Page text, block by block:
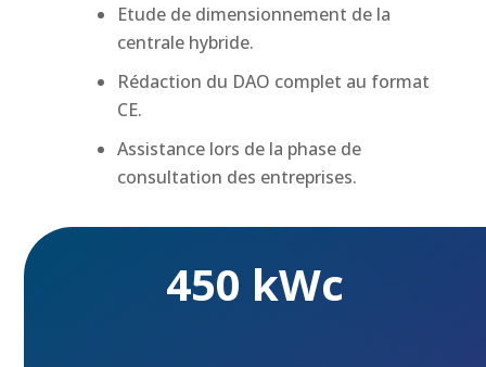
Etude de dimensionnement de la
centrale hybride.
Rédaction du DAO complet au format
CE.
Assistance lors de la phase de
consultation des entreprises.
450 kWc